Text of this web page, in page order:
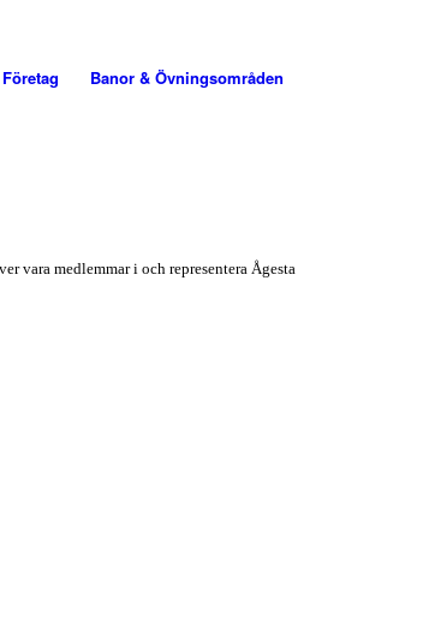
Företag Banor & Övningsområden
vara medlemmar i och representera Ågesta